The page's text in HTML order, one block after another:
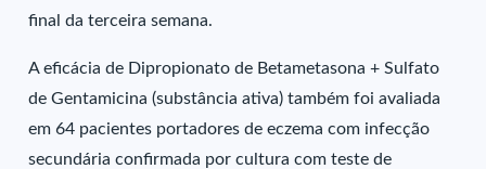
final da terceira semana.
A eficácia de Dipropionato de Betametasona + Sulfato
de Gentamicina (substância ativa) também foi avaliada
em 64 pacientes portadores de eczema com infecção
secundária confirmada por cultura com teste de